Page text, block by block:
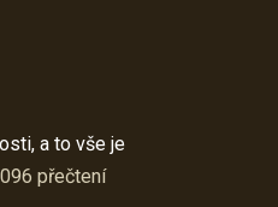
a to vše je
přečtení